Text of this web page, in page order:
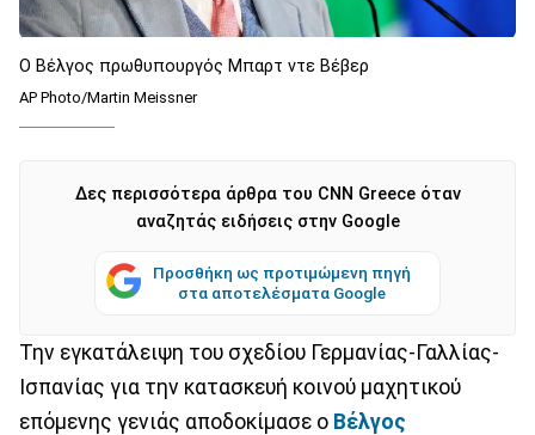
Ο Βέλγος πρωθυπουργός Μπαρτ ντε Βέβερ
AP Photo/Martin Meissner
Δες περισσότερα άρθρα του CNN Greece όταν
αναζητάς ειδήσεις στην Google
Προσθήκη ως προτιμώμενη πηγή
στα αποτελέσματα Google
Την εγκατάλειψη του σχεδίου Γερμανίας-Γαλλίας-
Ισπανίας για την κατασκευή κοινού μαχητικού
επόμενης γενιάς αποδοκίμασε ο Βέλγος